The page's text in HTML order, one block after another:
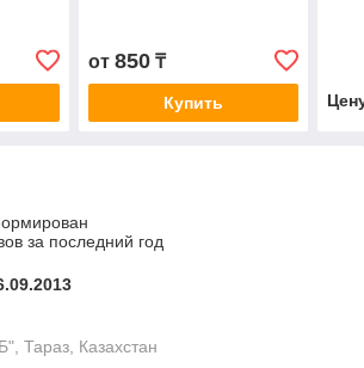
от 850₸
Купить
за последний год
Тараз, Казахстан